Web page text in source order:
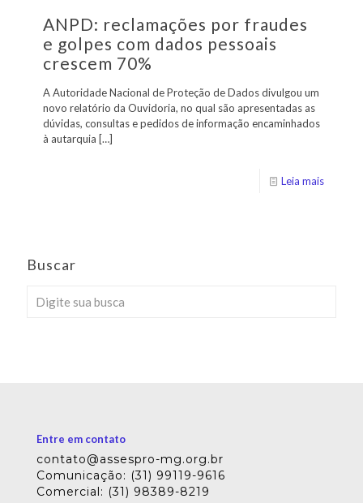
ANPD: reclamações por fraudes
e golpes com dados pessoais
crescem 70%
A Autoridade Nacional de Proteção de Dados divulgou um
novo relatório da Ouvidoria, no qual são apresentadas as
dúvidas, consultas e pedidos de informação encaminhados
à autarquia […]
Leia mais
Buscar
Entre em contato
contato@assespro-mg.org.br
Comunicação: (31) 99119-9616
Comercial: (31) 98389-8219